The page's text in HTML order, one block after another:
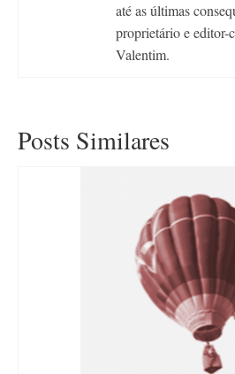
até as últimas
proprietário e editor-
Valentim.
Posts Similares